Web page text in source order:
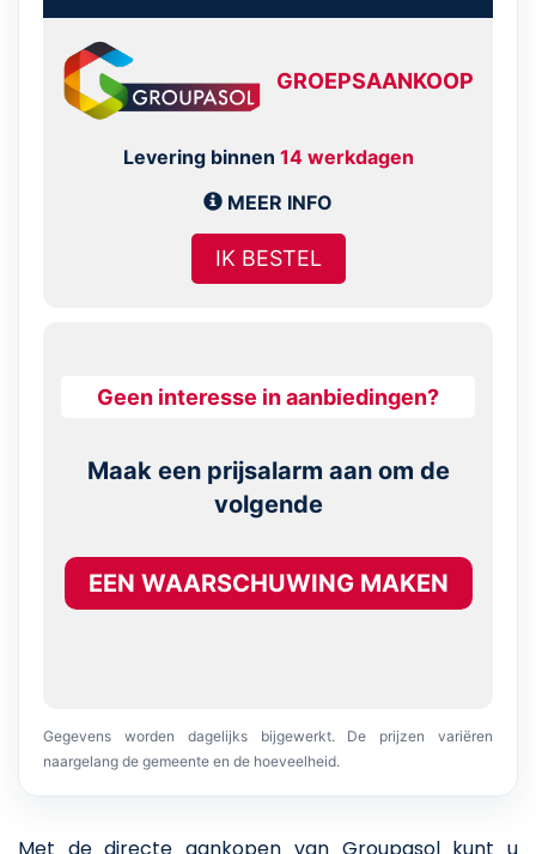
GROEPSAANKOOP
Levering binnen 14 werkdagen
MEER INFO
IK BESTEL
Geen interesse in aanbiedingen?
Maak een prijsalarm aan om de
volgende
EEN WAARSCHUWING MAKEN
Gegevens worden dagelijks bijgewerkt. De prijzen variëren
naargelang de gemeente en de hoeveelheid.
Met de directe aankopen van Groupasol kunt u